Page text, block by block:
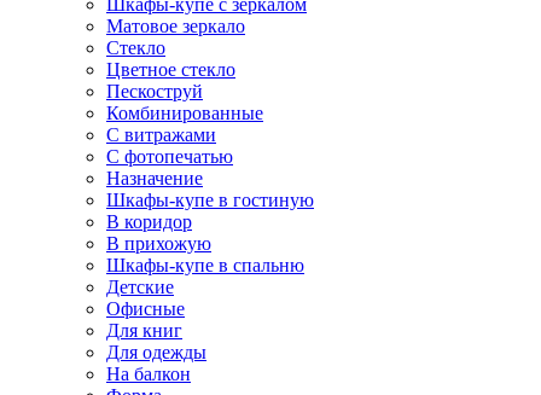
Шкафы-купе с зеркалом
Матовое зеркало
Стекло
Цветное стекло
Пескоструй
Комбинированные
С витражами
С фотопечатью
Назначение
Шкафы-купе в гостиную
В коридор
В прихожую
Шкафы-купе в спальню
Детские
Офисные
Для книг
Для одежды
На балкон